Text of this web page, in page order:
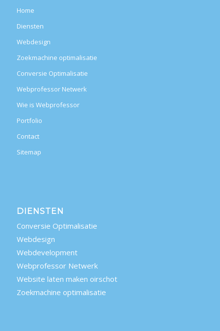
Home
Diensten
Webdesign
Zoekmachine optimalisatie
Conversie Optimalisatie
Webprofessor Netwerk
Wie is Webprofessor
Portfolio
Contact
Sitemap
DIENSTEN
Conversie Optimalisatie
Webdesign
Webdevelopment
Webprofessor Netwerk
Website laten maken oirschot
Zoekmachine optimalisatie